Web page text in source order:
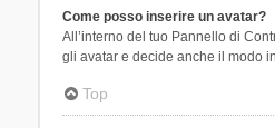
Come posso inserire un avatar?
All’interno del tuo Pannello di
gli avatar e decide anche il modo
Top